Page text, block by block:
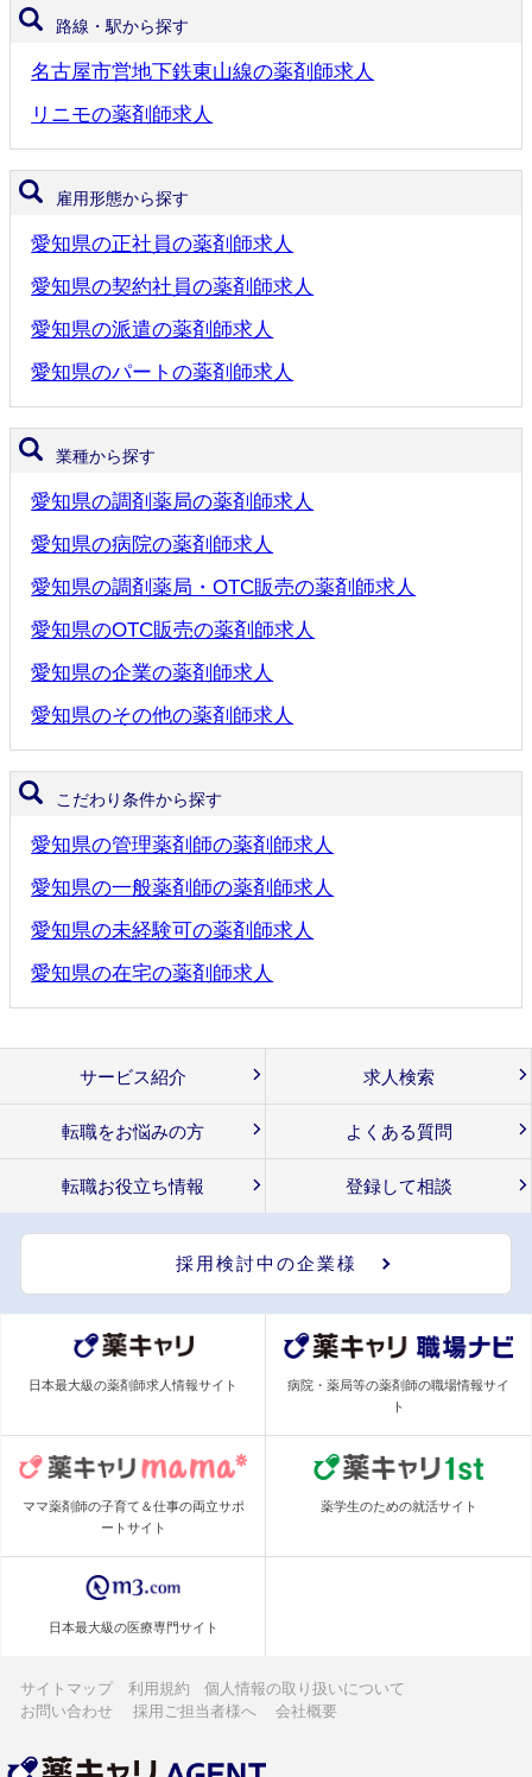
路線・駅から探す
名古屋市営地下鉄東山線の薬剤師求人
リニモの薬剤師求人
雇用形態から探す
愛知県の正社員の薬剤師求人
愛知県の契約社員の薬剤師求人
愛知県の派遣の薬剤師求人
愛知県のパートの薬剤師求人
業種から探す
愛知県の調剤薬局の薬剤師求人
愛知県の病院の薬剤師求人
愛知県の調剤薬局・OTC販売の薬剤師求人
愛知県のOTC販売の薬剤師求人
愛知県の企業の薬剤師求人
愛知県のその他の薬剤師求人
こだわり条件から探す
愛知県の管理薬剤師の薬剤師求人
愛知県の一般薬剤師の薬剤師求人
愛知県の未経験可の薬剤師求人
愛知県の在宅の薬剤師求人
サービス紹介 求人検索
転職をお悩みの方 よくある質問
転職お役立ち情報 登録して相談
採用検討中の企業様
日本最大級の薬剤師求人情報サイト
病院・薬局等の薬剤師の職場情報サイ
ト
ママ薬剤師の子育て＆仕事の両立サポ
ートサイト
薬学生のための就活サイト
日本最大級の医療専門サイト
サイトマップ 利用規約
個人情報の取り扱いについて
お問い合わせ
採用ご担当者様へ 会社概要